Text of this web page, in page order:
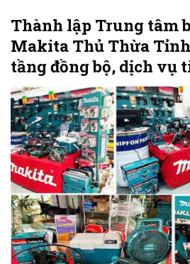
Thành lập Trung tâm
Makita Thủ Thừa
tầng đồng bộ, dịch vụ